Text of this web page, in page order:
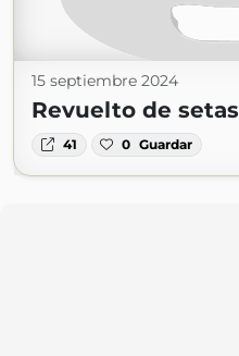
15 septiembre 2024
Revuelto de setas
41 0 Guardar